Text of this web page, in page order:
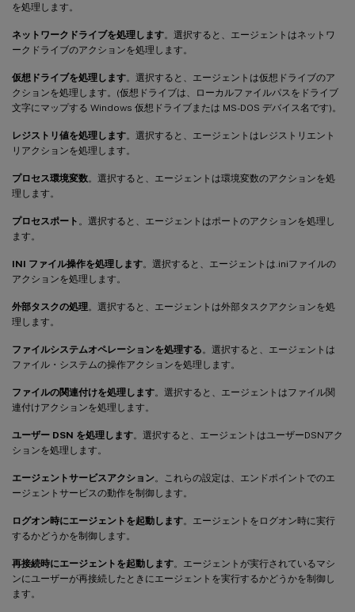
を処理します。
ネットワークドライブを処理します。選択すると、エージェントはネットワ
ークドライブのアクションを処理します。
仮想ドライブを処理します。選択すると、エージェントは仮想ドライブのア
クションを処理します。(仮想ドライブは、ローカルファイルパスをドライブ
文字にマップする Windows 仮想ドライブまたは MS-DOS デバイス名です)。
レジストリ値を処理します。選択すると、エージェントはレジストリエント
リアクションを処理します。
プロセス環境変数。選択すると、エージェントは環境変数のアクションを処
理します。
プロセスポート 。選択すると、エージェントはポートのアクションを処理し
ます。
INI ファイル操作を処理します。選択すると、エージェントは.iniファイルの
アクションを処理します。
外部タスクの処理。選択すると、エージェントは外部タスクアクションを処
理します。
ファイルシステムオペレーションを処理する 。選択すると、エージェントは
ファイル・システムの操作アクションを処理します。
ファイルの関連付けを処理します。選択すると、エージェントはファイル関
連付けアクションを処理します。
ユーザー DSN を処理します。選択すると、エージェントはユーザーDSNアク
ションを処理します。
エージェントサービスアクション。これらの設定は、エンドポイントでのエ
ージェントサービスの動作を制御します。
ログオン時にエージェントを起動します。エージェントをログオン時に実行
するかどうかを制御します。
再接続時にエージェントを起動します。エージェントが実行されているマシ
ンにユーザーが再接続したときにエージェントを実行するかどうかを制御し
ます。